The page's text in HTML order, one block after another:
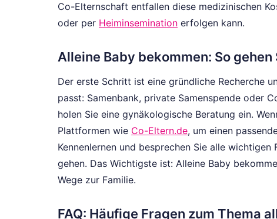
Co-Elternschaft entfallen diese medizinischen
oder per Heiminsemination erfolgen kann.
Alleine Baby bekommen: So gehen
Der erste Schritt ist eine gründliche Recherche
passt: Samenbank, private Samenspende oder
holen Sie eine gynäkologische Beratung ein.
Plattformen wie Co-Eltern.de, um einen
Kennenlernen und besprechen Sie alle
gehen. Das Wichtigste ist: Alleine Baby
Wege zur Familie.
FAQ: Häufige Fragen zum Thema